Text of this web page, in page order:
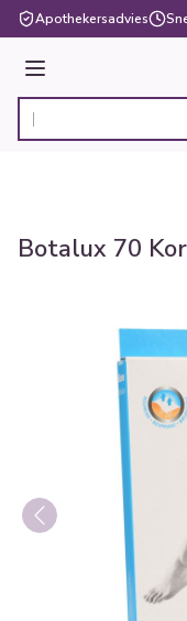
Ga naar de inhoud
Apothekersadvies
Menu
Product, merk,
Botalux 70